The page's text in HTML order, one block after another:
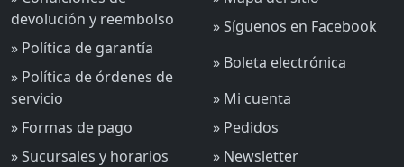
devolución y reembolso
» Política de garantía
» Política de órdenes de
servicio
» Formas de pago
» Sucursales y horarios
» Síguenos en Facebook
» Boleta electrónica
» Mi cuenta
» Pedidos
» Newsletter